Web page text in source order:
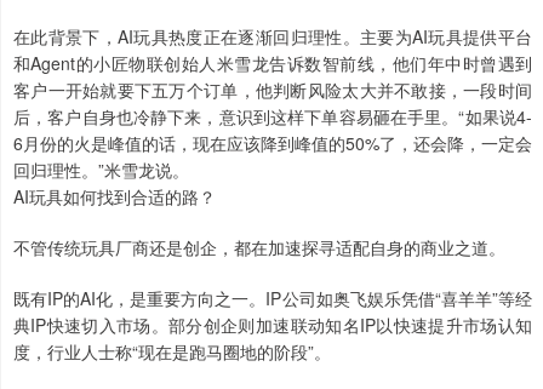
在此背景下，AI玩具热度正在逐渐回归理性。主要为AI玩具提供平台
和Agent的小匠物联创始人米雪龙告诉数智前线，他们年中时曾遇到
客户一开始就要下五万个订单，他判断风险太大并不敢接，一段时间
后，客户自身也冷静下来，意识到这样下单容易砸在手里。“如果说4-
6月份的火是峰值的话，现在应该降到峰值的50%了，还会降，一定会
回归理性。”米雪龙说。
AI玩具如何找到合适的路？
不管传统玩具厂商还是创企，都在加速探寻适配自身的商业之道。
既有IP的AI化，是重要方向之一。IP公司如奥飞娱乐凭借“喜羊羊”等经
典IP快速切入市场。部分创企则加速联动知名IP以快速提升市场认知
度，行业人士称“现在是跑马圈地的阶段”。